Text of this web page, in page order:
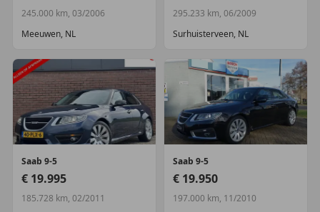
Overige
Premium Seat Pack (Elektrisch verstelb.
bestuurdersstoel met geheugen, Elektrisch
verstelbare passagiersstoel, Luxe lederen
bekleding, Voorstoelen verwarmd)
245.000 km, 03/2006
Meeuwen, NL
295.233 km, 06/2009
Surhuisterveen, NL
Saab 9-5
€ 19.995
185.728 km, 02/2011
Saab 9-5
€ 19.950
197.000 km, 11/2010